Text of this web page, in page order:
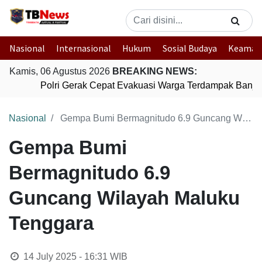
Nasional Internasional Hukum Sosial Budaya
Kamis, 06 Agustus 2026 BREAKING NEWS:
Polri Gerak Cepat Evakuasi Warga Terdampak Banjir
Nasional Gempa Bumi Bermagnitudo 6.9 Guncang Wilayah Maluku Tenggara
Gempa Bumi
Bermagnitudo 6.9
Guncang Wilayah Maluku
Tenggara
14 July 2025 - 16:31 WIB